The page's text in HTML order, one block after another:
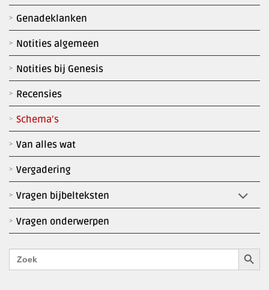
Genadeklanken
Notities algemeen
Notities bij Genesis
Recensies
Schema’s
Van alles wat
Vergadering
Vragen bijbelteksten
Vragen onderwerpen
Zoek
naar: